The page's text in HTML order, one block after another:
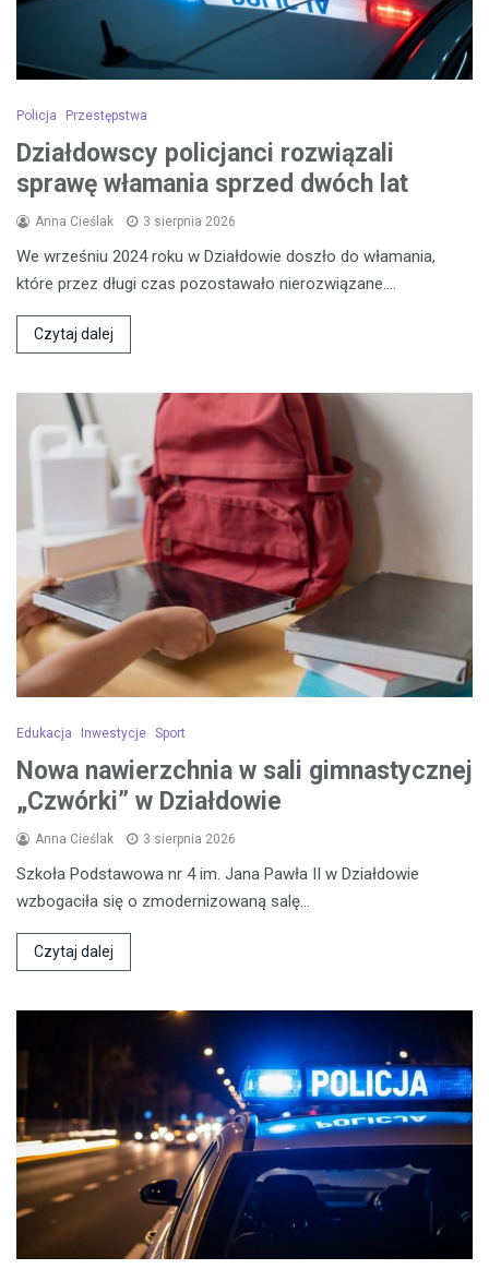
Policja Przestępstwa
Działdowscy policjanci rozwiązali
sprawę włamania sprzed dwóch lat
Anna Cieślak 3 sierpnia 2026
We wrześniu 2024 roku w Działdowie doszło do włamania,
które przez długi czas pozostawało nierozwiązane.…
Czytaj dalej
Edukacja Inwestycje Sport
Nowa nawierzchnia w sali gimnastycznej
„Czwórki” w Działdowie
Anna Cieślak 3 sierpnia 2026
Szkoła Podstawowa nr 4 im. Jana Pawła II w Działdowie
wzbogaciła się o zmodernizowaną salę…
Czytaj dalej